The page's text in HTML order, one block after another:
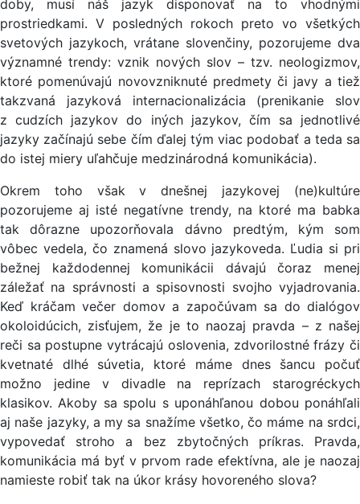
doby, musí náš jazyk disponovať na to vhodnými
prostriedkami. V posledných rokoch preto vo všetkých
svetových jazykoch, vrátane slovenčiny, pozorujeme dva
významné trendy: vznik nových slov – tzv. neologizmov,
ktoré pomenúvajú novovzniknuté predmety či javy a tiež
takzvaná jazyková internacionalizácia (prenikanie slov
z cudzích jazykov do iných jazykov, čím sa jednotlivé
jazyky začínajú sebe čím ďalej tým viac podobať a teda sa
do istej miery uľahčuje medzinárodná komunikácia).
Okrem toho však v dnešnej jazykovej (ne)kultúre
pozorujeme aj isté negatívne trendy, na ktoré ma babka
tak dôrazne upozorňovala dávno predtým, kým som
vôbec vedela, čo znamená slovo jazykoveda. Ľudia si pri
bežnej každodennej komunikácii dávajú čoraz menej
záležať na správnosti a spisovnosti svojho vyjadrovania.
Keď kráčam večer domov a započúvam sa do dialógov
okoloidúcich, zisťujem, že je to naozaj pravda – z našej
reči sa postupne vytrácajú oslovenia, zdvorilostné frázy či
kvetnaté dlhé súvetia, ktoré máme dnes šancu počuť
možno jedine v divadle na reprízach starogréckych
klasikov. Akoby sa spolu s uponáhľanou dobou ponáhľali
aj naše jazyky, a my sa snažíme všetko, čo máme na srdci,
vypovedať stroho a bez zbytočných príkras. Pravda,
komunikácia má byť v prvom rade efektívna, ale je naozaj
namieste robiť tak na úkor krásy hovoreného slova?